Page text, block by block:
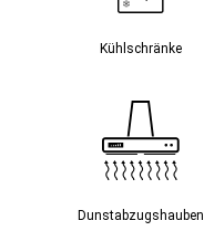
Kühlschränke
Dunst­abzugs­hauben